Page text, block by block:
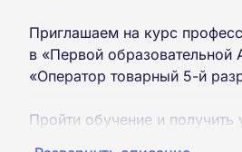
Приглашаем на курс
в «Первой образовательной
«Оператор товарный 5-й
Пройти обучение и